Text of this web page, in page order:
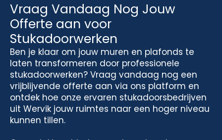
Vraag Vandaag Nog Jouw
Offerte aan voor
Stukadoorwerken
Ben je klaar om jouw muren en plafonds te
laten transformeren door professionele
stukadoorwerken? Vraag vandaag nog een
vrijblijvende offerte aan via ons platform en
ontdek hoe onze ervaren stukadoorsbedrijven
uit Wervik jouw ruimtes naar een hoger niveau
kunnen tillen.